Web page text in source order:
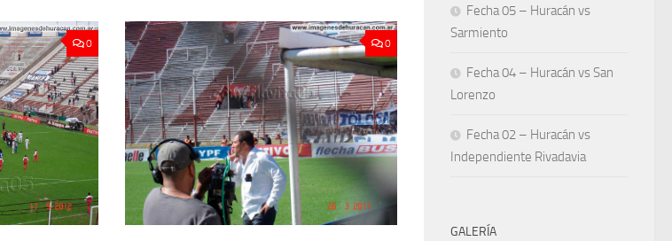
0 0
Fecha 05 – Huracán vs
Sarmiento
Fecha 04 – Huracán vs San
Lorenzo
Fecha 02 – Huracán vs
Independiente Rivadavia
GALERÍA